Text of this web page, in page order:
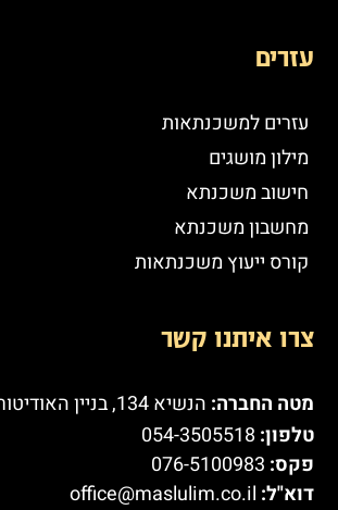
עזרים
עזרים למשכנתאות
מילון מושגים
חישוב משכנתא
מחשבון משכנתא
קורס ייעוץ משכנתאות
צרו איתנו קשר
מטה החברה: הנשיא 134, בניין האודיטוריום, חיפה
טלפון: 054-3505518
פקס:
דוא"ל: office@maslulim.co.il